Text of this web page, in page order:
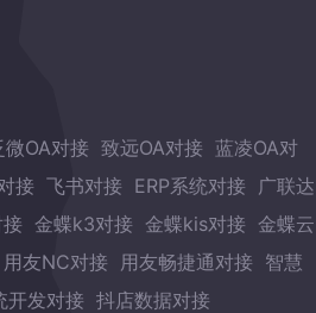
微OA对接 致远OA对接 蓝凌OA对
接 飞书对接 ERP系统对接 广联达
金蝶k3对接 金蝶kis对接 金蝶云
用友NC对接 用友畅捷通对接 智慧
开发对接 抖店数据对接